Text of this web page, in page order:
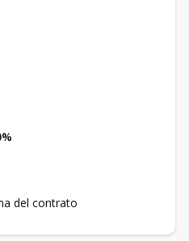
del contrato